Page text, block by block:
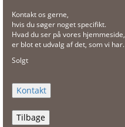
Kontakt os gerne,
hvis du søger noget specifikt.
Hvad du ser på vores hjemmeside,
er blot et udvalg af det, som vi har.
Solgt
Tilbage